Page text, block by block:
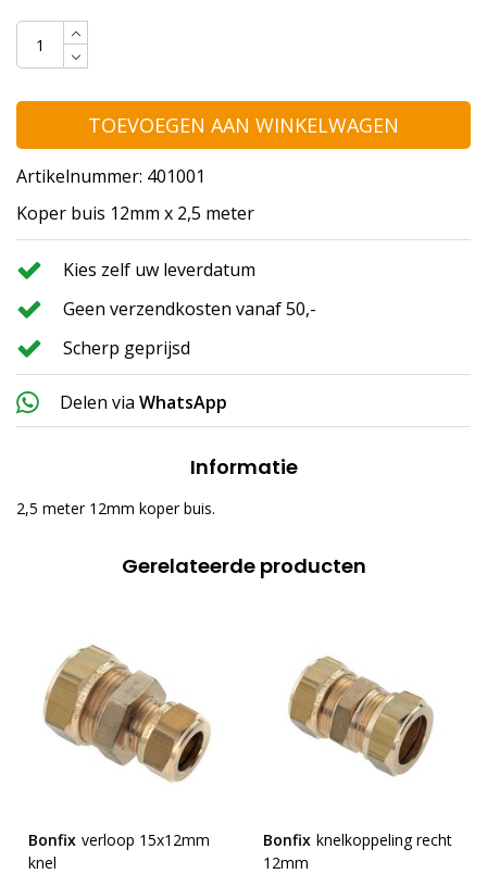
TOEVOEGEN AAN WINKELWAGEN
Artikelnummer: 401001
Koper buis 12mm x 2,5 meter
Kies zelf uw leverdatum
Geen verzendkosten vanaf 50,-
Scherp geprijsd
Delen via WhatsApp
Informatie
2,5 meter 12mm koper buis.
Gerelateerde producten
Bonfix verloop 15x12mm
knel
Bonfix knelkoppeling recht
12mm